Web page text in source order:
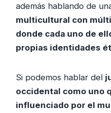
además hablando de
multicultural con
donde cada uno de
propias identidades
Si podemos hablar del
occidental como uno
influenciado por el